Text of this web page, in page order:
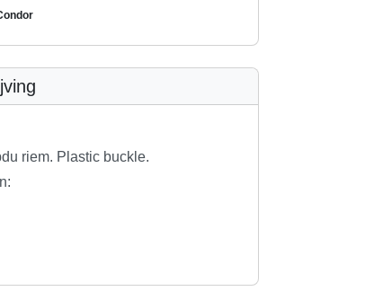
riem. Plastic buckle.